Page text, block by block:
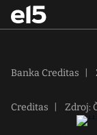
Banka Creditas
Creditas Zdroj: